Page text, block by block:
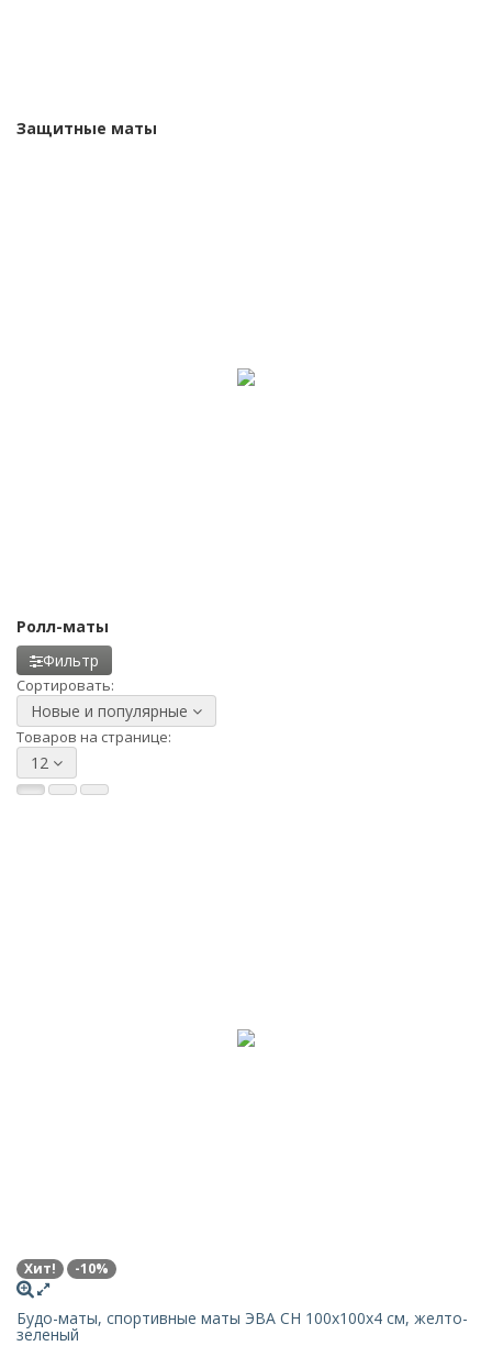
Защитные маты
Ролл-маты
Фильтр
Сортировать:
Новые и популярные
Товаров на странице:
12
Хит! -10%
Будо-маты, спортивные маты ЭВА CH 100х100x4 см, желто-
зеленый